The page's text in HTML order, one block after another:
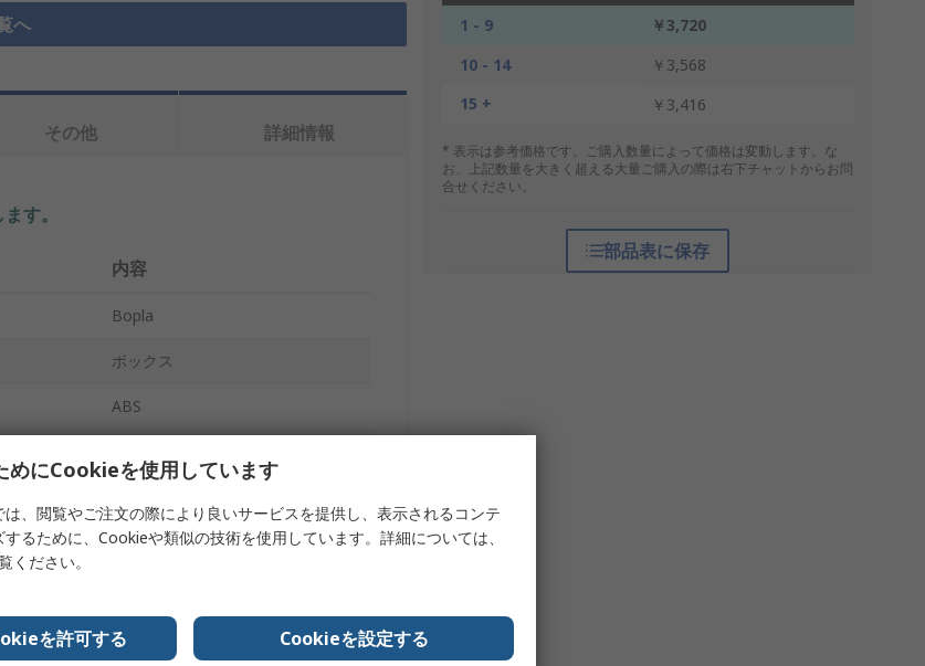
へ 1 - 9
￥3,720
10 - 14
￥3,568
15 +
￥3,416
* 表示は参考価格です。ご購入数量によって価格は変動します。な
お、上記数量を大きく超える大量ご購入の際は右下チャットからお問
合せください。
部品表に保存
その他 詳細情報
す。
内容
Bopla
ボックス
ABS
120mm
ライトグレー
めにCookieを使用しています
、閲覧やご注文の際により良いサービスを提供し、表示されるコンテ
るために、Cookieや類似の技術を使用しています。詳細については、
ください。
を許可する Cookieを設定する